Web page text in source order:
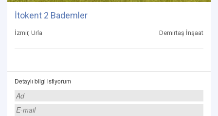
İtokent 2 Bademler
İzmir, Urla Demirtaş İnşaat
Detaylı bilgi istiyorum